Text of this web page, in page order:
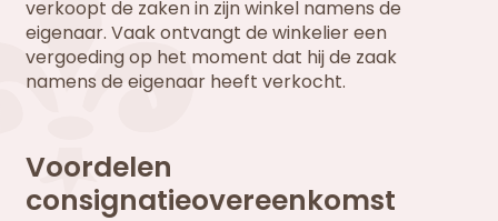
verkoopt de zaken in zijn winkel namens de
eigenaar. Vaak ontvangt de winkelier een
vergoeding op het moment dat hij de zaak
namens de eigenaar heeft verkocht.
Voordelen
consignatieovereenkomst